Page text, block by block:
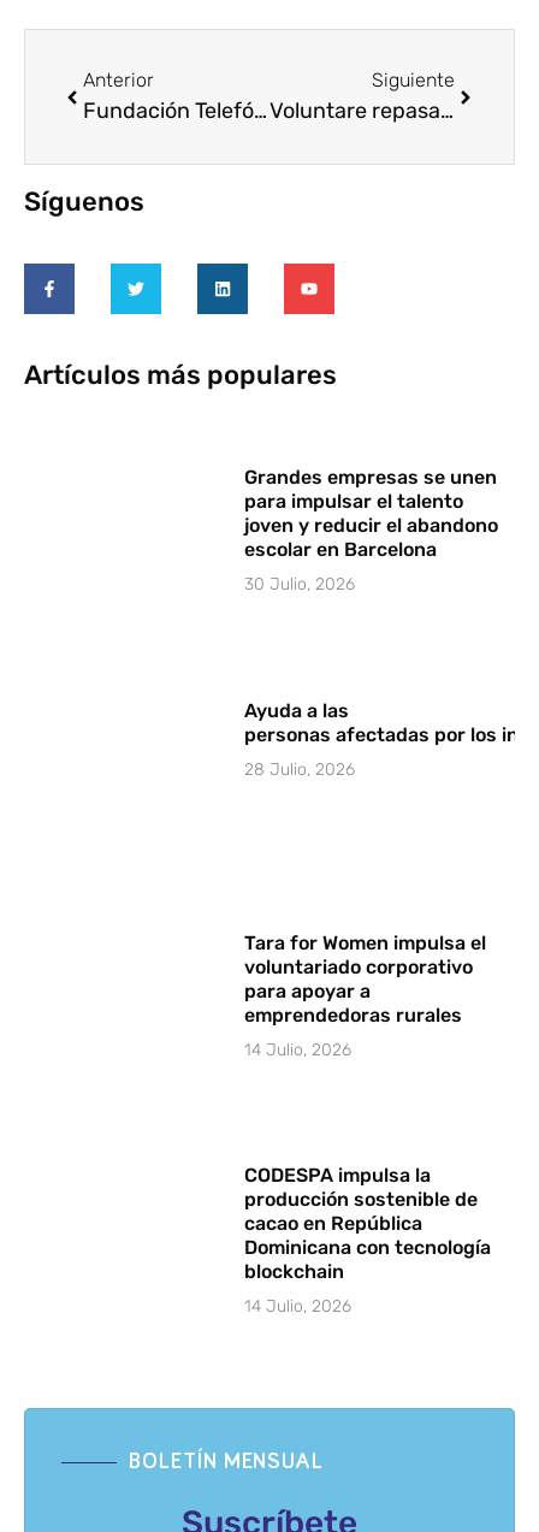
Anterior
Fundación Telefónica apoyará a 50 ONG propuestas por voluntarios Telefónica
Siguiente
Voluntare repasa sus resultados de 2015 y avanza en su Plan 2016
Síguenos
Artículos más populares
Grandes empresas se unen
para impulsar el talento
joven y reducir el abandono
escolar en Barcelona
30 Julio, 2026
Ayuda a las
personas afectadas por los
28 Julio, 2026
Tara for Women impulsa el
voluntariado corporativo
para apoyar a
emprendedoras rurales
14 Julio, 2026
CODESPA impulsa la
producción sostenible de
cacao en República
Dominicana con tecnología
blockchain
14 Julio, 2026
BOLETÍN MENSUAL
Suscríbete